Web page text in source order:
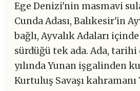
Ege Denizi'nin masmavi
Cunda Adası, Balıkesir'in
bağlı, Ayvalık Adaları
sürdüğü tek ada. Ada, tarihi
yılında Yunan işgalinden
Kurtuluş Savaşı kahramanı